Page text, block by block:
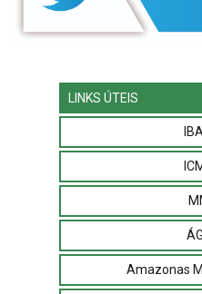
LINKS ÚTEIS
Amazonas